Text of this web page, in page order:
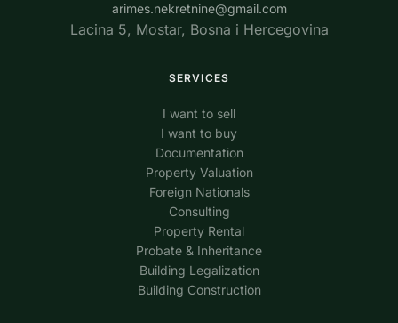
arimes.nekretnine@gmail.com
Lacina 5, Mostar, Bosna i Hercegovina
SERVICES
I want to sell
I want to buy
Documentation
Property Valuation
Foreign Nationals
Consulting
Property Rental
Probate & Inheritance
Building Legalization
Building Construction